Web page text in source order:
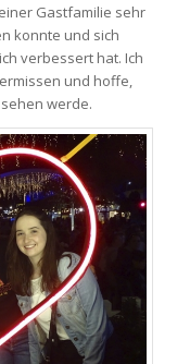
Gastfamilie sehr
konnte und sich
verbessert hat. Ich
und hoffe,
werde.